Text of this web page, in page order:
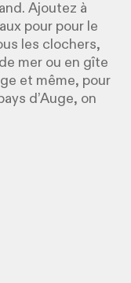
Ajoutez à
pour pour le
les clochers,
mer ou en gîte
et même, pour
d’Auge, on